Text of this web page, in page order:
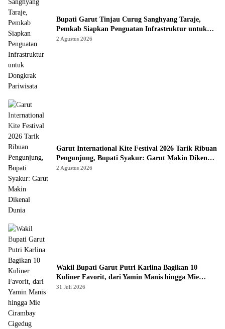
Bupati Garut Tinjau Curug Sanghyang Taraje,
Pemkab Siapkan Penguatan Infrastruktur untuk
Dongkrak Pariwisata
2 Agustus 2026
Garut International Kite Festival 2026 Tarik Ribuan
Pengunjung, Bupati Syakur: Garut Makin Dikenal
Dunia
2 Agustus 2026
Wakil Bupati Garut Putri Karlina Bagikan 10
Kuliner Favorit, dari Yamin Manis hingga Mie
Cirambay Cigedug
31 Juli 2026